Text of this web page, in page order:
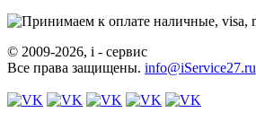
© 2009-2026, i - сервис
Все права защищены. info@iService27.ru